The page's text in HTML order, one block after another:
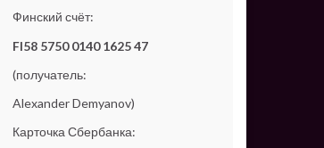
Финский счёт:
FI58 5750 0140 1625 47
(получатель:
Alexander Demyanov)
Карточка Сбербанка: